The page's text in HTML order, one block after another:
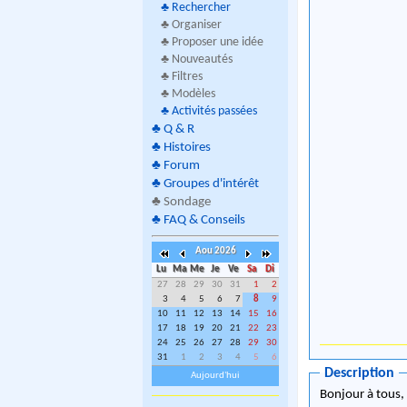
♣ Rechercher
♣ Organiser
♣ Proposer une idée
♣ Nouveautés
♣ Filtres
♣ Modèles
♣ Activités passées
♣ Q & R
♣ Histoires
♣ Forum
♣ Groupes d'intérêt
♣ Sondage
♣ FAQ & Conseils
Aou 2026
Lu
Ma Me Je Ve Sa
Di
27
28 29 30 31 1
2
3
4 5 6 7 8
9
10
11 12 13 14 15
16
17
18 19 20 21 22
23
24
25 26 27 28 29
30
31
1 2 3 4 5
6
Aujourd'hui
Description
Bonjour à tous,